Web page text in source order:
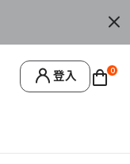
配送，恕無法寄送離島
登入 0